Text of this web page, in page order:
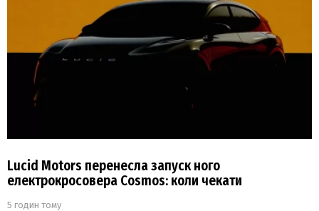
Lucid Motors перенесла запуск ного
електрокросовера Cosmos: коли чекати
5 годин тому